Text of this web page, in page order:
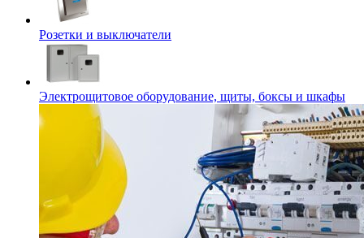
Розетки и выключатели
Электрощитовое оборудование, щиты, боксы и шкафы